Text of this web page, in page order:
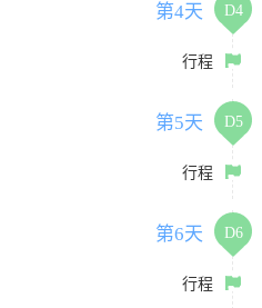
第4天 D4
行程
第5天 D5
行程
第6天 D6
行程